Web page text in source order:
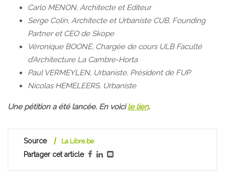
Carlo MENON, Architecte et Editeur
Serge Colin, Architecte et Urbaniste CUB, Founding
Partner et CEO de Skope
Véronique BOONE, Chargée de cours ULB Faculté
d’Architecture La Cambre-Horta
Paul VERMEYLEN, Urbaniste, Président de FUP
Nicolas HEMELEERS, Urbaniste
Une pétition a été lancée. En voicile lien.
Source La Libre.be
Partager cet article